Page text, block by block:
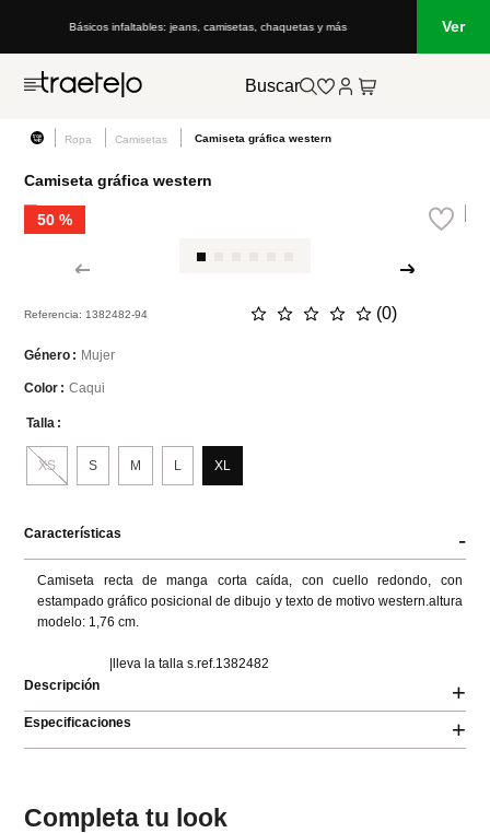
Básicos infaltables: jeans, camisetas, chaquetas y más Ver
Buscar
Ropa Camisetas Camiseta gráfica western
Camiseta gráfica western
50 %
Referencia: 1382482-94 ☆ ☆ ☆ ☆ ☆ (0)
Género Mujer
Color Caqui
Talla
L
M
S XL
XS
Características -
Camiseta recta de manga corta caída, con cuello redondo, con
estampado gráfico posicional de dibujo y texto de motivo western.altura
modelo: 1,76 cm.
                      |lleva la talla s.ref.1382482
Descripción
+
Especificaciones +
Completa tu look